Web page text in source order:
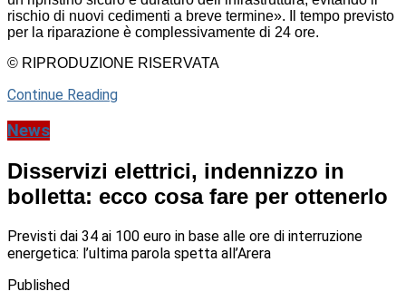
rischio di nuovi cedimenti a breve termine». Il tempo previsto
per la riparazione è complessivamente di 24 ore.
© RIPRODUZIONE RISERVATA
Continue Reading
News
Disservizi elettrici, indennizzo in
bolletta: ecco cosa fare per ottenerlo
Previsti dai 34 ai 100 euro in base alle ore di interruzione
energetica: l’ultima parola spetta all’Arera
Published